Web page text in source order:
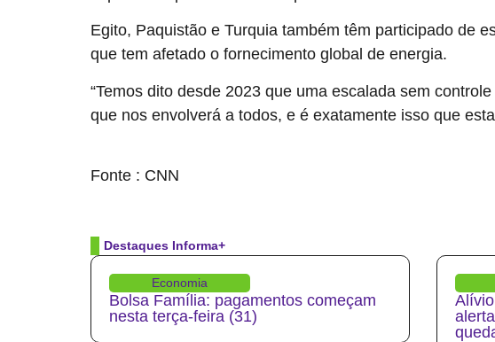
Egito, Paquistão e Turquia também têm participado de
que tem afetado o fornecimento global de energia.
“Temos dito desde 2023 que uma escalada sem
que nos envolverá a todos, e é exatamente isso que
Fonte : CNN
Destaques Informa+
Economia
Bolsa Família: pagamentos começam
nesta terça-feira (31)